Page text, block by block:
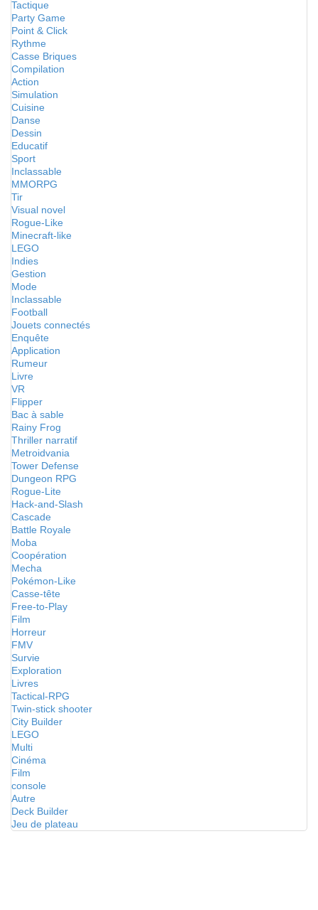
Tactique
Party Game
Point & Click
Rythme
Casse Briques
Compilation
Action
Simulation
Cuisine
Danse
Dessin
Educatif
Sport
Inclassable
MMORPG
Tir
Visual novel
Rogue-Like
Minecraft-like
LEGO
Indies
Gestion
Mode
Inclassable
Football
Jouets connectés
Enquête
Application
Rumeur
Livre
VR
Flipper
Bac à sable
Rainy Frog
Thriller narratif
Metroidvania
Tower Defense
Dungeon RPG
Rogue-Lite
Hack-and-Slash
Cascade
Battle Royale
Moba
Coopération
Mecha
Pokémon-Like
Casse-tête
Free-to-Play
Film
Horreur
FMV
Survie
Exploration
Livres
Tactical-RPG
Twin-stick shooter
City Builder
LEGO
Multi
Cinéma
Film
console
Autre
Deck Builder
Jeu de plateau